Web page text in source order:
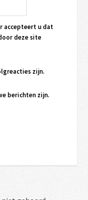
accepteert u dat
deze site
zijn.
berichten zijn.